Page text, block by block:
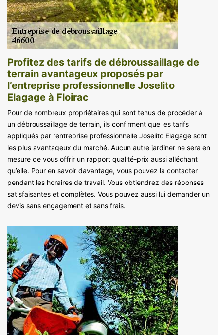
Profitez des tarifs de débroussaillage de
terrain avantageux proposés par
l’entreprise professionnelle Joselito
Elagage à Floirac
Pour de nombreux propriétaires qui sont tenus de procéder à
un débroussaillage de terrain, ils confirment que les tarifs
appliqués par l’entreprise professionnelle Joselito Elagage sont
les plus avantageux du marché. Aucun autre jardiner ne sera en
mesure de vous offrir un rapport qualité-prix aussi alléchant
qu’elle. Pour en savoir davantage, vous pouvez la contacter
pendant les horaires de travail. Vous obtiendrez des réponses
satisfaisantes et complètes. Vous pouvez aussi lui demander un
devis sans engagement et sans frais.